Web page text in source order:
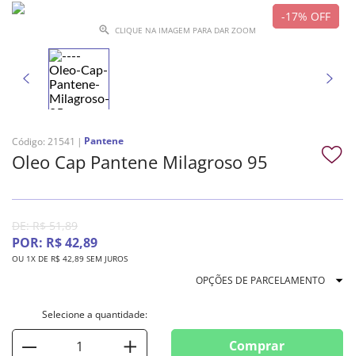
17% OFF
CLIQUE NA IMAGEM PARA DAR ZOOM
Código: 21541 Pantene
Oleo Cap Pantene Milagroso 95
DE:R$ 51,89
POR: R$42,89
OU 1X DE R$ 42 89 SEM JUROS
OPÇÕES DE PARCELAMENTO
Comprar